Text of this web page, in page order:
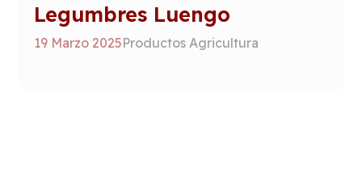
Legumbres Luengo
19 Marzo 2025Productos Agricultura